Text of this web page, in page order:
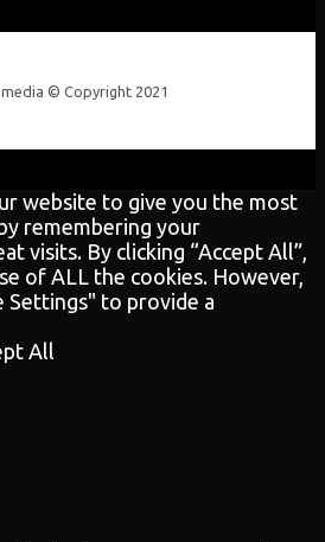
© Copyright 2021
website to give you the most
remembering your
visits. By clicking “Accept All”,
of ALL the cookies. However,
Settings" to provide a
All